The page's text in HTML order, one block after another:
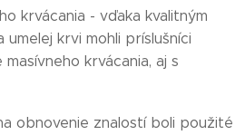
krvácania - vďaka kvalitným
umelej krvi mohli príslušníci
krvácania, aj s
obnovenie znalostí boli použité